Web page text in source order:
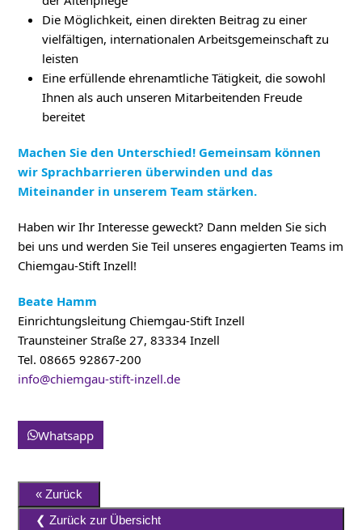
Die Möglichkeit, einen direkten Beitrag zu einer
vielfältigen, internationalen Arbeitsgemeinschaft zu
leisten
Eine erfüllende ehrenamtliche Tätigkeit, die sowohl
Ihnen als auch unseren Mitarbeitenden Freude
bereitet
Machen Sie den Unterschied! Gemeinsam können
wir Sprachbarrieren überwinden und das
Miteinander in unserem Team stärken.
Haben wir Ihr Interesse geweckt? Dann melden Sie sich
bei uns und werden Sie Teil unseres engagierten Teams im
Chiemgau-Stift Inzell!
Beate Hamm
Einrichtungsleitung Chiemgau-Stift Inzell
Traunsteiner Straße 27, 83334 Inzell
Tel. 08665 92867-200
info@chiemgau-stift-inzell.de
Whatsapp